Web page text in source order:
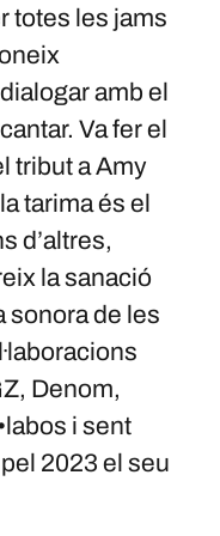
totes les jams
amb el
Va fer el
tribut a Amy
tarima és el
d’altres,
la sanació
sonora de les
Denom,
i sent
2023 el seu